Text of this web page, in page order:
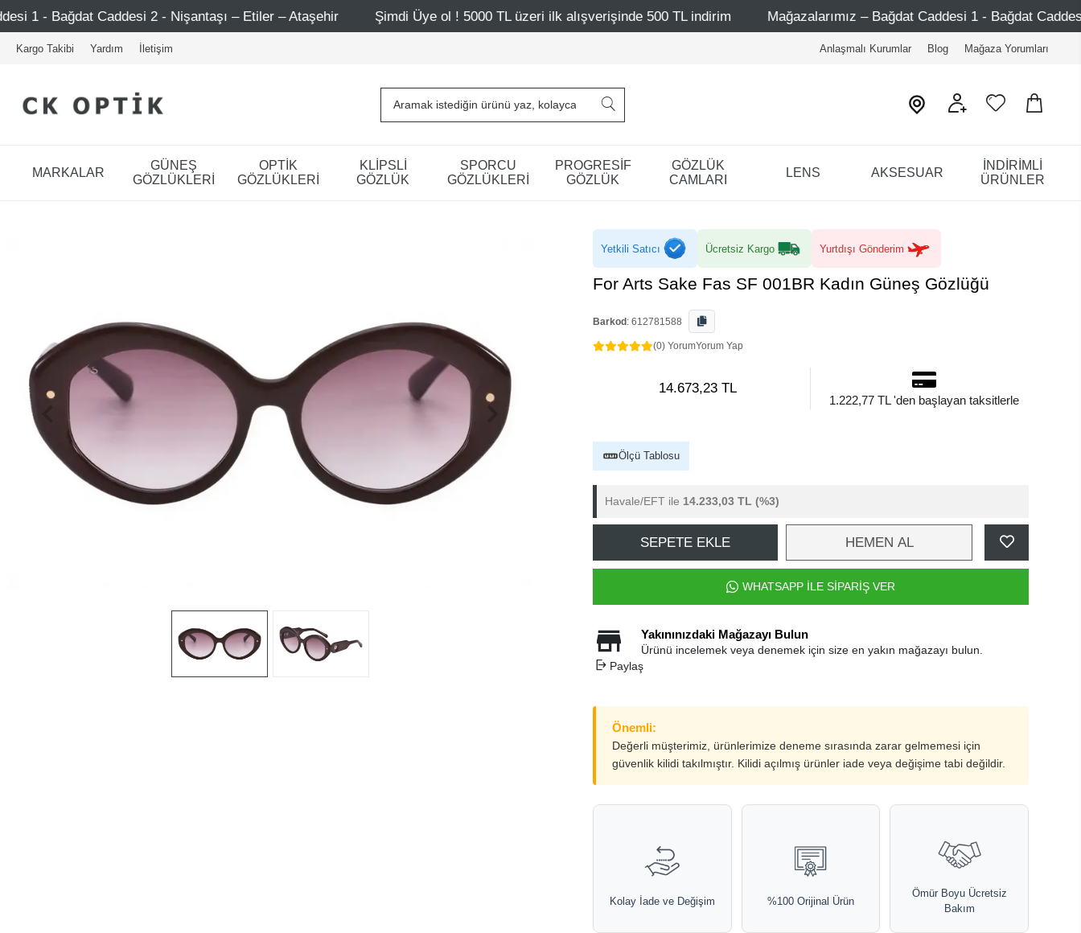
2 - Nişantaşı – Etiler – Ataşehir Şimdi Üye ol ! 5000 TL üzeri ilk alışverişinde 500 TL indirim Mağazalarımız – Bağdat Caddesi 1 - Bağdat Caddesi 2 - Nişantaşı – Etiler
Kargo Takibi Yardım İletişim Anlaşmalı Kurumlar Blog Mağaza Yorumları
MARKALAR
GÜNEŞ
GÖZLÜKLERİ
OPTİK
GÖZLÜKLERİ
KLİPSLİ
GÖZLÜK
SPORCU
GÖZLÜKLERİ
PROGRESİF
GÖZLÜK
GÖZLÜK
CAMLARI
LENS AKSESUAR
İNDİRİMLİ
ÜRÜNLER
Yetkili Satıcı Ücretsiz Kargo Yurtdışı Gönderim
For Arts Sake Fas SF 001BR Kadın Güneş Gözlüğü
Barkod : 612781588
(0) YorumYorum Yap
14.673,23 TL
1.222,77 TL 'den başlayan taksitlerle
Ölçü Tablosu
Havale/EFT ile 14.233,03 TL (%3)
SEPETE EKLE HEMEN AL
WHATSAPP İLE SİPARİŞ VER
Yakınınızdaki Mağazayı Bulun
Ürünü incelemek veya denemek için size en yakın mağazayı bulun.
Paylaş
Önemli:
Değerli müşterimiz, ürünlerimize deneme sırasında zarar gelmemesi için
güvenlik kilidi takılmıştır. Kilidi açılmış ürünler iade veya değişime tabi değildir.
Kolay İade ve Değişim %100 Orijinal Ürün
Ömür Boyu Ücretsiz
Bakım